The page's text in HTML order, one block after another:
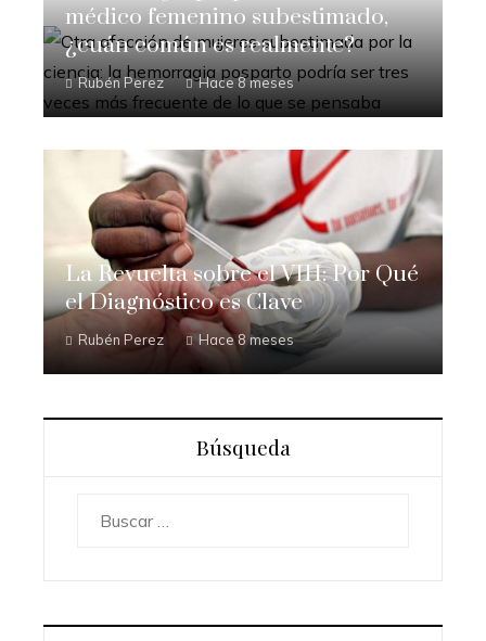
médico femenino subestimado,
¿cuán común es realmente?
Rubén Perez Hace 8 meses
La Revuelta sobre el VIH: Por Qué
el Diagnóstico es Clave
Rubén Perez Hace 8 meses
Búsqueda